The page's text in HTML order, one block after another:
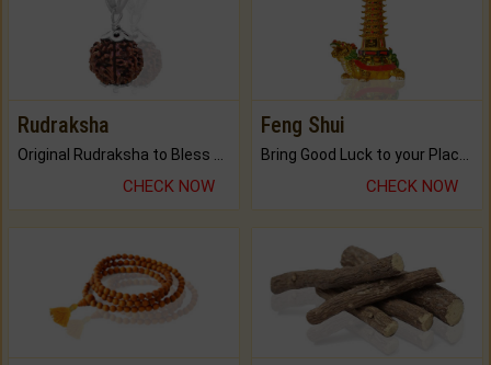
Rudraksha
CHECK NOW
Feng Shui
CHECK NOW